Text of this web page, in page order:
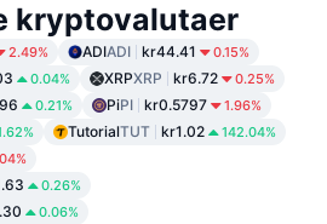
kryptovalutaer
2.49% ADIADI kr44.41 0.15%
0.04% XRPXRP kr6.72 0.25%
0.21% PiPI kr0.5797 1.96%
TutorialTUT kr1.02 142.04%
0.26%
0.06%